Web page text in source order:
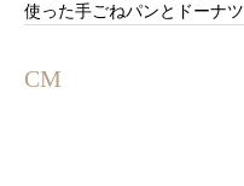
使った手ごねパンとドーナツ
CM